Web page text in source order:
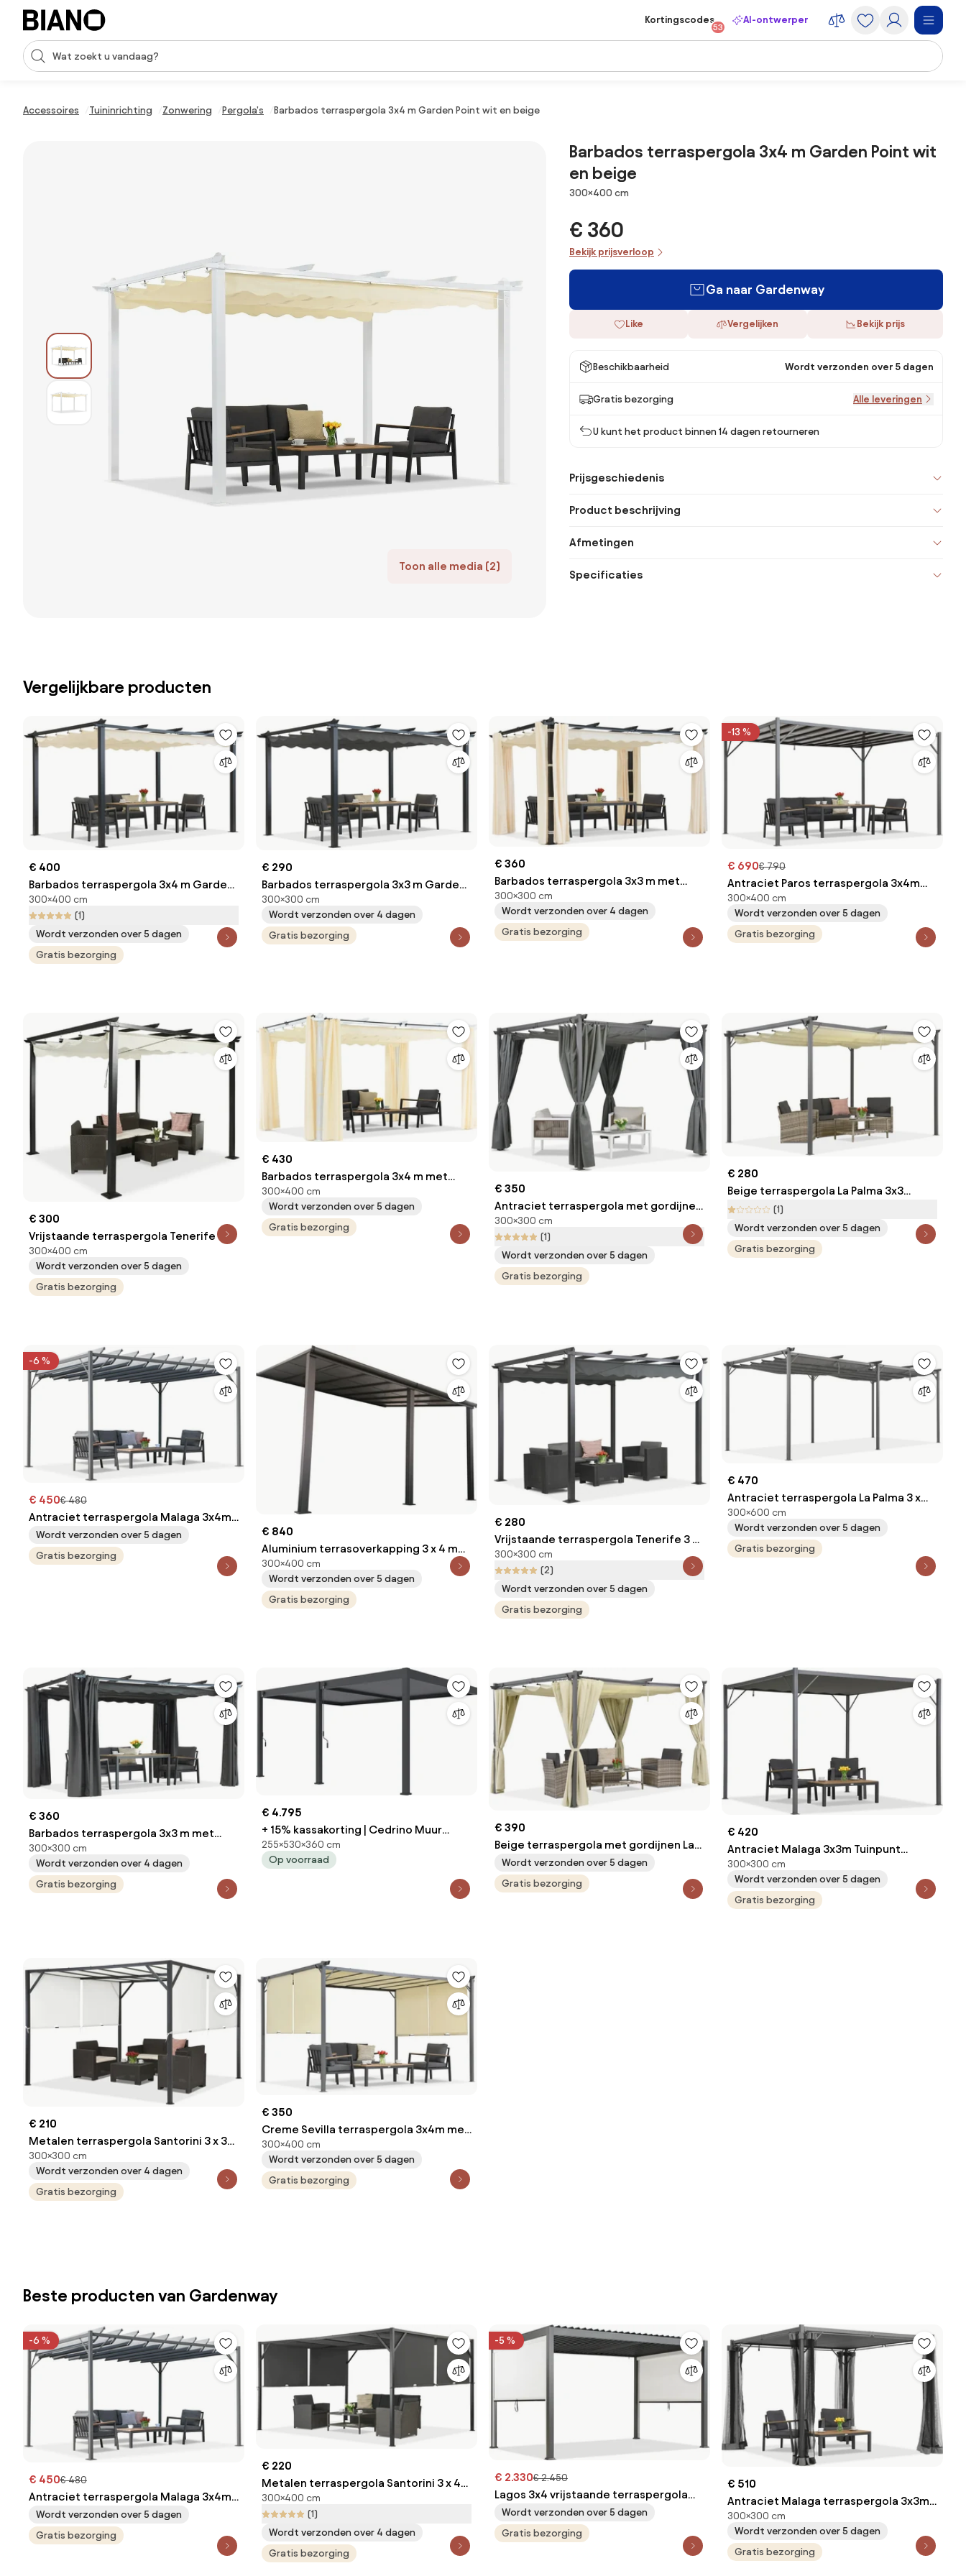
Navigatie overslaan, naar inhoud springen
Zoekopdracht invoeren
Kortingscodes
53
AI-ontwerper
Accessoires Tuininrichting Zonwering Pergola's Barbados terraspergola 3x4 m Garden Point wit en beige
Toon alle media (2)
Barbados terraspergola 3x4 m Garden Point wit
en beige
Afmetingen
300×400 cm
€ 360
Bekijk prijsverloop
Ga naar Gardenway
Like Vergelijken Bekijk prijs
Beschikbaarheid Wordt verzonden over 5 dagen
Gratis bezorging Alle leveringen
U kunt het product binnen 14 dagen retourneren
Prijsgeschiedenis
Product beschrijving
Afmetingen
Specificaties
Vergelijkbare producten
€ 400
Barbados terraspergola 3x4 m Garden
Point antraciet beige
300×400 cm
(1)
Wordt verzonden over 5 dagen
Gratis bezorging
€ 290
Barbados terraspergola 3x3 m Garden
Point antraciet
300×300 cm
Wordt verzonden over 4 dagen
Gratis bezorging
€ 360
Barbados terraspergola 3x3 m met
Garden Point gordijnen antraciet
beige
300×300 cm
Wordt verzonden over 4 dagen
Gratis bezorging
-13 %
€ 690€ 790
Antraciet Paros terraspergola 3x4m
met muggengaas Tuinpunt
300×400 cm
Wordt verzonden over 5 dagen
Gratis bezorging
€ 300
Vrijstaande terraspergola Tenerife 3 x
4 m crème
300×400 cm
Wordt verzonden over 5 dagen
Gratis bezorging
€ 430
Barbados terraspergola 3x4 m met
Garden Point gordijnen wit en beige
300×400 cm
Wordt verzonden over 5 dagen
Gratis bezorging
€ 350
Antraciet terraspergola met gordijnen
La Palma 3x3 Garden Point
300×300 cm
(1)
Wordt verzonden over 5 dagen
Gratis bezorging
€ 280
Beige terraspergola La Palma 3x3
Garden Point
(1)
Wordt verzonden over 5 dagen
Gratis bezorging
-6 %
€ 450€ 480
Antraciet terraspergola Malaga 3x4m
Garden Point
Wordt verzonden over 5 dagen
Gratis bezorging
€ 840
Aluminium terrasoverkapping 3 x 4 m
Denver Garden Point antraciet
300×400 cm
Wordt verzonden over 5 dagen
Gratis bezorging
€ 280
Vrijstaande terraspergola Tenerife 3 x
3m grijs Garden Point
300×300 cm
(2)
Wordt verzonden over 5 dagen
Gratis bezorging
€ 470
Antraciet terraspergola La Palma 3 x
6m Garden Point
300×600 cm
Wordt verzonden over 5 dagen
Gratis bezorging
€ 360
Barbados terraspergola 3x3 m met
Garden Point antraciet gordijnen
300×300 cm
Wordt verzonden over 4 dagen
Gratis bezorging
€ 4.795
+ 15% kassakorting | Cedrino Muur
Pergola 530x360x255cm | Kees Smit
Tuinmeubelen
255×530×360 cm
Op voorraad
€ 390
Beige terraspergola met gordijnen La
Palma 3x4 Garden Point
Wordt verzonden over 5 dagen
Gratis bezorging
€ 420
Antraciet Malaga 3x3m Tuinpunt
terraspergola
300×300 cm
Wordt verzonden over 5 dagen
Gratis bezorging
€ 210
Metalen terraspergola Santorini 3 x 3
m antraciet-wit Garden Point
300×300 cm
Wordt verzonden over 4 dagen
Gratis bezorging
€ 350
Creme Sevilla terraspergola 3x4m met
Garden Point gordijnen
300×400 cm
Wordt verzonden over 5 dagen
Gratis bezorging
Beste producten van Gardenway
-6 %
€ 450€ 480
Antraciet terraspergola Malaga 3x4m
Garden Point
Wordt verzonden over 5 dagen
Gratis bezorging
€ 220
Metalen terraspergola Santorini 3 x 4m
antraciet Garden Point
300×400 cm
(1)
Wordt verzonden over 4 dagen
Gratis bezorging
-5 %
€ 2.330€ 2.450
Lagos 3x4 vrijstaande terraspergola
met 3m lange Garden Point antraciet-
witte zijrolluiken
Wordt verzonden over 5 dagen
Gratis bezorging
€ 510
Antraciet Malaga terraspergola 3x3m
met muggengaas Garden Point
300×300 cm
Wordt verzonden over 5 dagen
Gratis bezorging